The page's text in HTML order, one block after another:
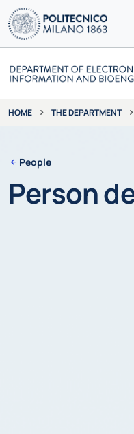
HOME THE DEPARTMENT
People
Person